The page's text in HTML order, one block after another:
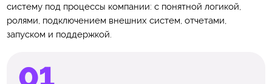
систему под процессы компании: с понятной логикой,
ролями, подключением внешних систем, отчетами,
запуском и поддержкой.